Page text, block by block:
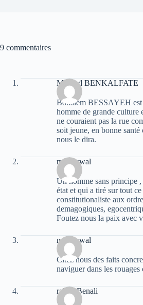
9 commentaires
Mourad BENKALFATE
Boualem BESSAYEH
homme de grande culture
ne couraient pas la rue
soit jeune, en bonne
nous le dira.
moh arwal
Un homme sans principe
état et qui a tiré sur tout
constitutionaliste aux
demagogiques,
Foutez nous la paix avec
moh arwal
Citez nous des faits
naviguer dans les
rabah Benali